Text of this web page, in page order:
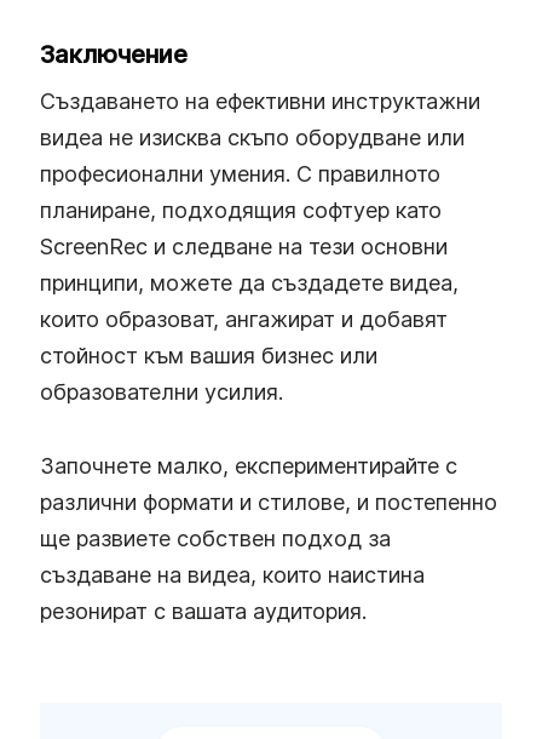
Заключение
Създаването на ефективни инструктажни
видеа не изисква скъпо оборудване или
професионални умения. С правилното
планиране, подходящия софтуер като
ScreenRec и следване на тези основни
принципи, можете да създадете видеа,
които образоват, ангажират и добавят
стойност към вашия бизнес или
образователни усилия.
Започнете малко, експериментирайте с
различни формати и стилове, и постепенно
ще развиете собствен подход за
създаване на видеа, които наистина
резонират с вашата аудитория.